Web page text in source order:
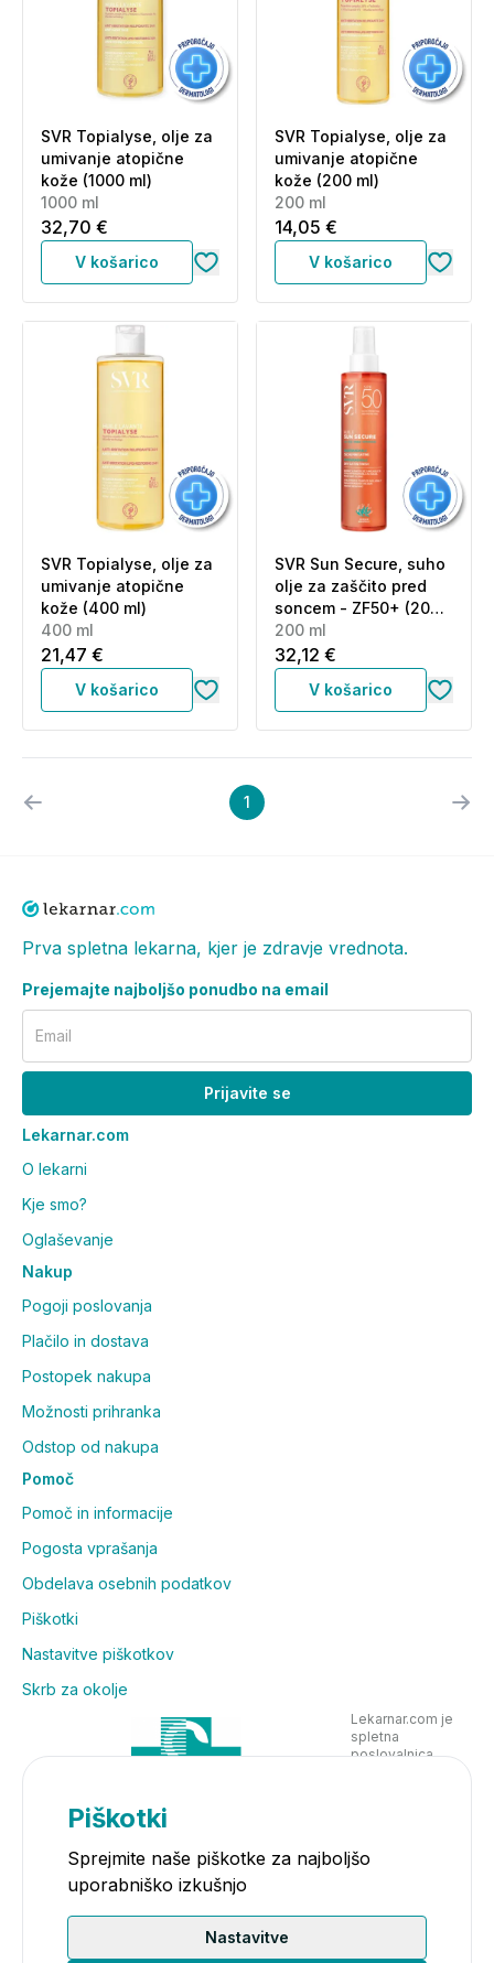
SVR Topialyse, olje za
umivanje atopične
kože (1000 ml)
1000 ml
32,70 €
V košarico
SVR Topialyse, olje za
umivanje atopične
kože (200 ml)
200 ml
14,05 €
V košarico
SVR Topialyse, olje za
umivanje atopične
kože (400 ml)
400 ml
21,47 €
V košarico
SVR Sun Secure, suho
olje za zaščito pred
soncem - ZF50+ (200
ml)
200 ml
32,12 €
V košarico
1
Prva spletna lekarna, kjer je zdravje vrednota.
Prejemajte najboljšo ponudbo na email
Email
Prijavite se
Lekarnar.com
O lekarni
Kje smo?
Oglaševanje
Nakup
Pogoji poslovanja
Plačilo in dostava
Postopek nakupa
Možnosti prihranka
Odstop od nakupa
Pomoč
Pomoč in informacije
Pogosta vprašanja
Obdelava osebnih podatkov
Piškotki
Nastavitve piškotkov
Skrb za okolje
Lekarnar.com je
spletna
poslovalnica
Piškotki
Sprejmite naše piškotke za najboljšo
uporabniško izkušnjo
Nastavitve